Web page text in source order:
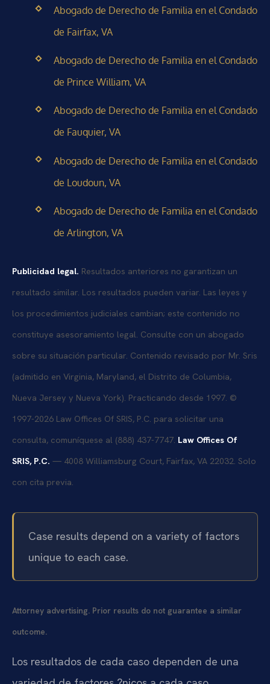
Abogado de Derecho de Familia en el Condado
de Fairfax, VA
Abogado de Derecho de Familia en el Condado
de Prince William, VA
Abogado de Derecho de Familia en el Condado
de Fauquier, VA
Abogado de Derecho de Familia en el Condado
de Loudoun, VA
Abogado de Derecho de Familia en el Condado
de Arlington, VA
Publicidad legal. Resultados anteriores no garantizan un
resultado similar. Los resultados pueden variar. Las leyes y
los procedimientos judiciales cambian; este contenido no
constituye asesoramiento legal. Consulte con un abogado
sobre su situación particular. Contenido revisado por Mr. Sris
(admitido en Virginia, Maryland, el Distrito de Columbia,
Nueva Jersey y Nueva York). Practicando desde 1997. ©
1997-2026 Law Offices Of SRIS, P.C. para solicitar una
consulta, comuníquese al (888) 437-7747. Law Offices Of
SRIS, P.C. — 4008 Williamsburg Court, Fairfax, VA 22032. Solo
con cita previa.
Case results depend on a variety of factors
unique to each case.
Attorney advertising. Prior results do not guarantee a similar
outcome.
Los resultados de cada caso dependen de una